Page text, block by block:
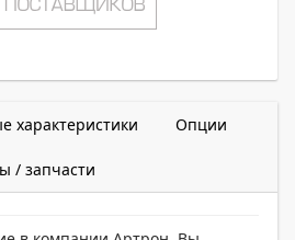
характеристики Опции
/ запчасти